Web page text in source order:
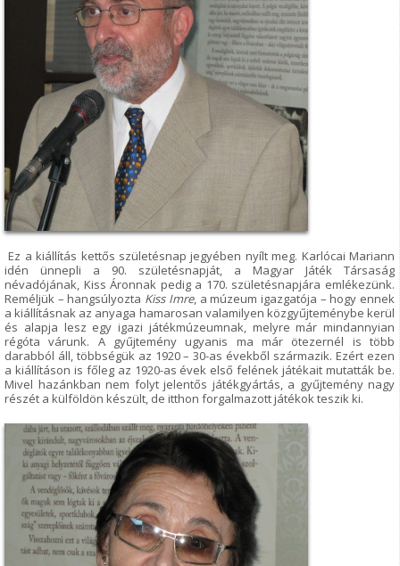
Ez a kiállítás kettős születésnap jegyében nyílt meg. Karlócai Mariann
idén ünnepli a 90. születésnapját, a Magyar Játék Társaság
névadójának, Kiss Áronnak pedig a 170. születésnapjára emlékezünk.
Reméljük – hangsúlyozta Kiss Imre, a múzeum igazgatója – hogy ennek
a kiállításnak az anyaga hamarosan valamilyen közgyűjteménybe kerül
és alapja lesz egy igazi játékmúzeumnak, melyre már mindannyian
régóta várunk. A gyűjtemény ugyanis ma már ötezernél is több
darabból áll, többségük az 1920 – 30-as évekből származik. Ezért ezen
a kiállításon is főleg az 1920-as évek első felének játékait mutatták be.
Mivel hazánkban nem folyt jelentős játékgyártás, a gyűjtemény nagy
részét a külföldön készült, de itthon forgalmazott játékok teszik ki.